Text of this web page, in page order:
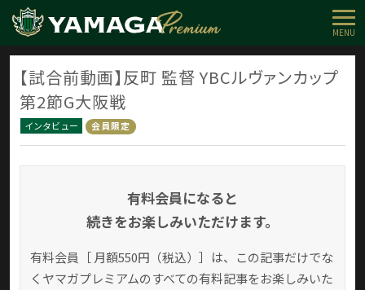
MENU
【試合前動画】反町 監督 YBCルヴァンカップ
第2節G大阪戦
インタビュー 会員限定
有料会員になると
続きをお楽しみいただけます。
有料会員［ 月額550円（税込）］は、この記事だけでな
く ヤマガプレミアムのすべての有料記事をお楽しみいた